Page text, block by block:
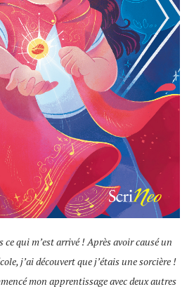
ce qui m’est arrivé ! Après avoir causé un
j’ai découvert que j’étais une sorcière !
mon apprentissage avec deux autres